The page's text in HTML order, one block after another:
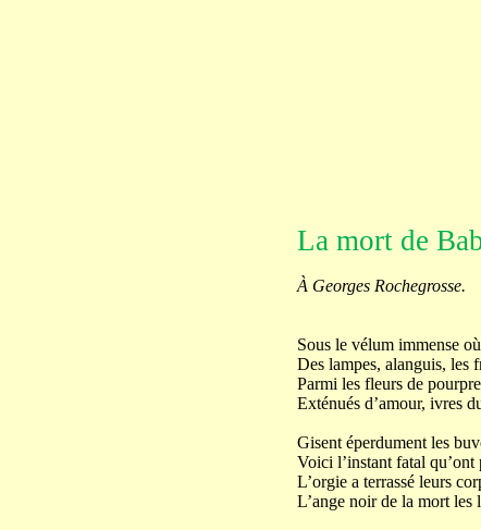
La mort de
À Georges Rochegrosse.
Sous le vélum immense
Des lampes, alanguis, les
Parmi les fleurs de
Exténués d’amour, ivres
Gisent éperdument les
Voici l’instant fatal qu’ont
L’orgie a terrassé leurs
L’ange noir de la mort les